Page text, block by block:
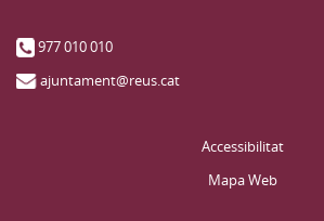
977 010 010
ajuntament@reus.cat
Accessibilitat
Mapa Web